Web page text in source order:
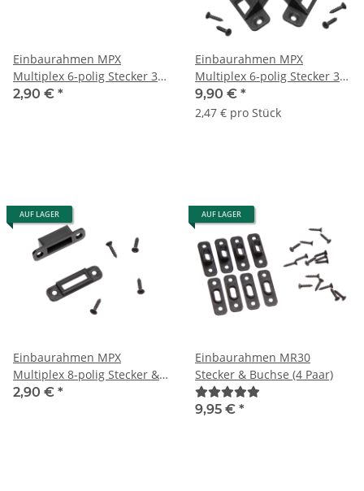
Einbaurahmen MPX
Multiplex 6-polig Stecker 30°
liegend
2,90 € *
Einbaurahmen MPX
Multiplex 6-polig Stecker 30°
liegend (4 Stück)
9,90 € *
2,47 € pro Stück
AUF LAGER
Einbaurahmen MPX
Multiplex 8-polig Stecker &
Buchse
2,90 € *
AUF LAGER
Einbaurahmen MR30
Stecker & Buchse (4 Paar)
9,95 € *